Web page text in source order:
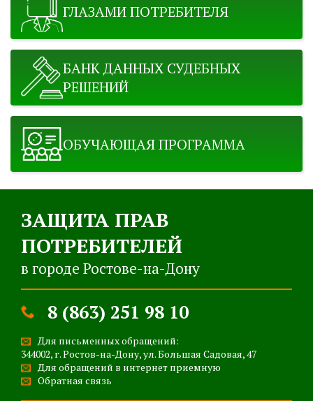
ГЛАЗАМИ ПОТРЕБИТЕЛЯ
БАНК ДАННЫХ СУДЕБНЫХ
РЕШЕНИЙ
ОБУЧАЮЩАЯ ПРОГРАММА
ЗАЩИТА ПРАВ
ПОТРЕБИТЕЛЕЙ
в городе Ростове-на-Дону
8 (863) 251 98 10
Для письменных обращений:
344002, г. Ростов-на-Дону, ул. Большая Садовая, 47
Для обращений в интернет приемную
Обратная связь